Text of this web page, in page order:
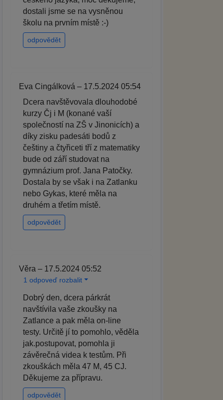
dostali jsme se na vysněnou
školu na prvním místě :-)
odpovědět
Eva Cingálková – 17.5.2024 05:54
Dcera navštěvovala dlouhodobé
kurzy Čj i M (konané vaší
společností na ZŠ v Jinonicích) a
díky zisku padesáti bodů z
češtiny a čtyřiceti tří z matematiky
bude od září studovat na
gymnázium prof. Jana Patočky.
Dostala by se však i na Zatlanku
nebo Gykas, které měla na
druhém a třetím místě.
odpovědět
Věra – 17.5.2024 05:52
1 odpoveď rozbalit
Dobrý den, dcera párkrát
navštívila vaše zkoušky na
Zatlance a pak měla on-line
testy. Určitě jí to pomohlo, věděla
jak.postupovat, pomohla ji
závěrečná videa k testům. Při
zkouškách měla 47 M, 45 CJ.
Děkujeme za přípravu.
odpovědět